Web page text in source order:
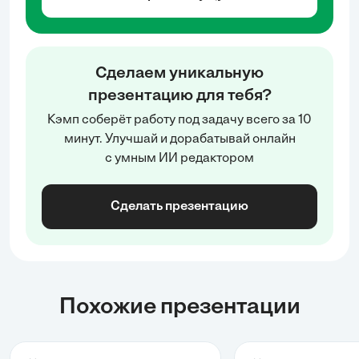
Сделаем уникальную
презентацию для тебя?
Кэмп соберёт работу под задачу всего за 10
минут. Улучшай и дорабатывай онлайн
с умным ИИ редактором
Сделать презентацию
Похожие презентации